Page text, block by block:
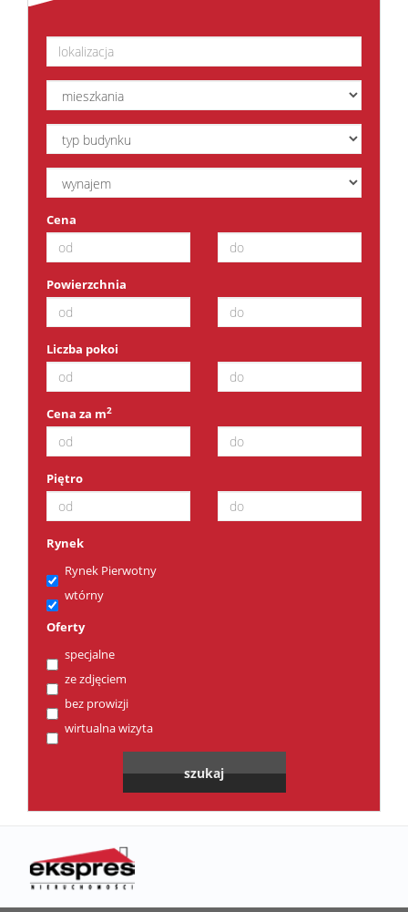
Cena
Powierzchnia
Liczba pokoi
Cena za m2
Piętro
Rynek
Rynek Pierwotny
wtórny
Oferty
specjalne
ze zdjęciem
bez prowizji
wirtualna wizyta